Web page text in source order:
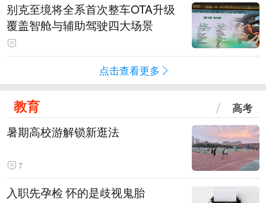
别克至境将全系首次整车OTA升级
覆盖智舱与辅助驾驶四大场景
点击查看更多
教育 高考
暑期高校游解锁新逛法
7
入职先孕检 怀的是歧视鬼胎